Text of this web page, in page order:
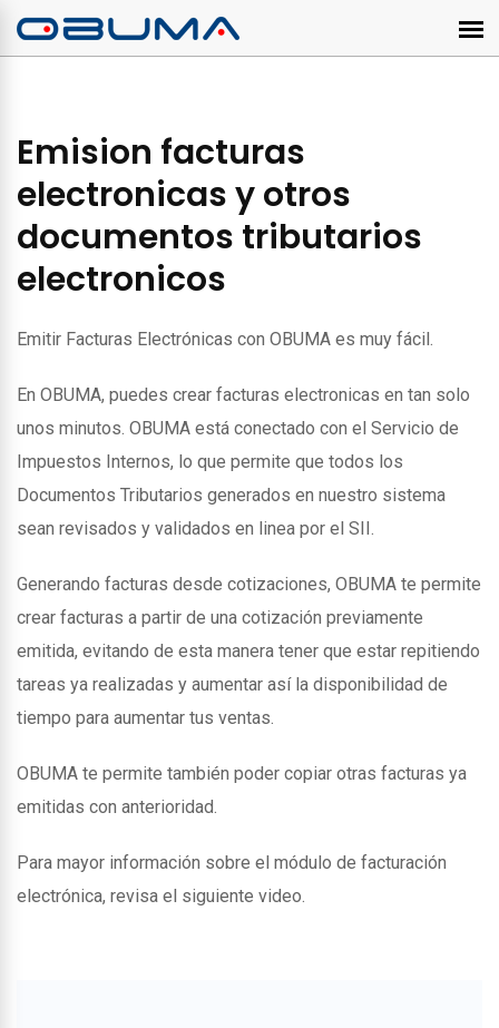
Emision facturas
electronicas y otros
documentos tributarios
electronicos
Emitir Facturas Electrónicas con OBUMA es muy fácil.
En OBUMA, puedes crear facturas electronicas en tan solo
unos minutos. OBUMA está conectado con el Servicio de
Impuestos Internos, lo que permite que todos los
Documentos Tributarios generados en nuestro sistema
sean revisados y validados en linea por el SII.
Generando facturas desde cotizaciones, OBUMA te permite
crear facturas a partir de una cotización previamente
emitida, evitando de esta manera tener que estar repitiendo
tareas ya realizadas y aumentar así la disponibilidad de
tiempo para aumentar tus ventas.
OBUMA te permite también poder copiar otras facturas ya
emitidas con anterioridad.
Para mayor información sobre el módulo de facturación
electrónica, revisa el siguiente video.